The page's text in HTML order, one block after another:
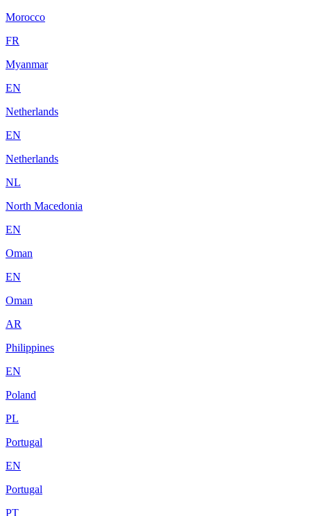
Morocco
FR
Myanmar
EN
Netherlands
EN
Netherlands
NL
North Macedonia
EN
Oman
EN
Oman
AR
Philippines
EN
Poland
PL
Portugal
EN
Portugal
PT